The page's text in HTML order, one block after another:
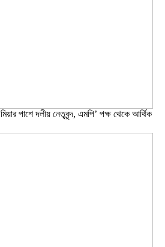
পাশে দলীয় নেতৃবৃন্দ, এমপি’ পক্ষ থেকে আর্থিক